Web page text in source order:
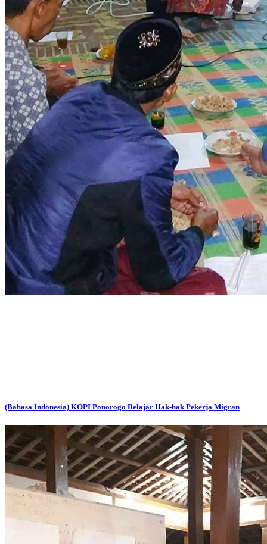
(Bahasa Indonesia) KOPI Ponorogo Belajar Hak-hak Pekerja Migran